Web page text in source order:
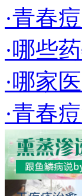
·青春
·哪些
·哪家
·青春